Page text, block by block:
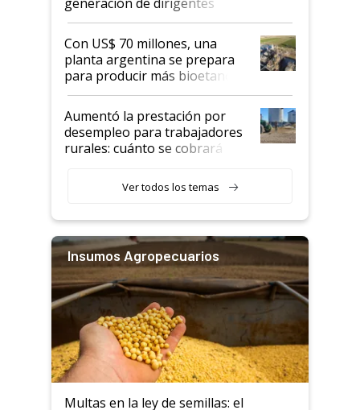
rurales
Con US$ 70 millones, una
planta argentina se prepara
para producir más bioetanol
que nunca
Aumentó la prestación por
desempleo para trabajadores
rurales: cuánto se cobrará
Ver todos los temas
Insumos Agropecuarios
Multas en la ley de semillas: el